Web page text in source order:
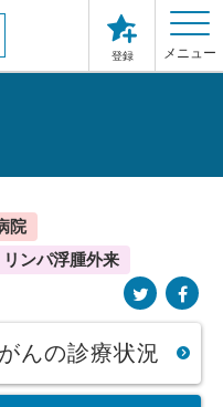
登録 メニュー
院
リンパ浮腫外来
がんの診療状況